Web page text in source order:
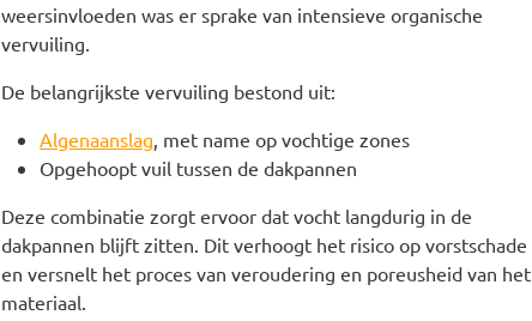
weersinvloeden was er sprake van intensieve organische
vervuiling.
De belangrijkste vervuiling bestond uit:
Algenaanslag , met name op vochtige zones
Opgehoopt vuil tussen de dakpannen
Deze combinatie zorgt ervoor dat vocht langdurig in de
dakpannen blijft zitten. Dit verhoogt het risico op vorstschade
en versnelt het proces van veroudering en poreusheid van het
materiaal.